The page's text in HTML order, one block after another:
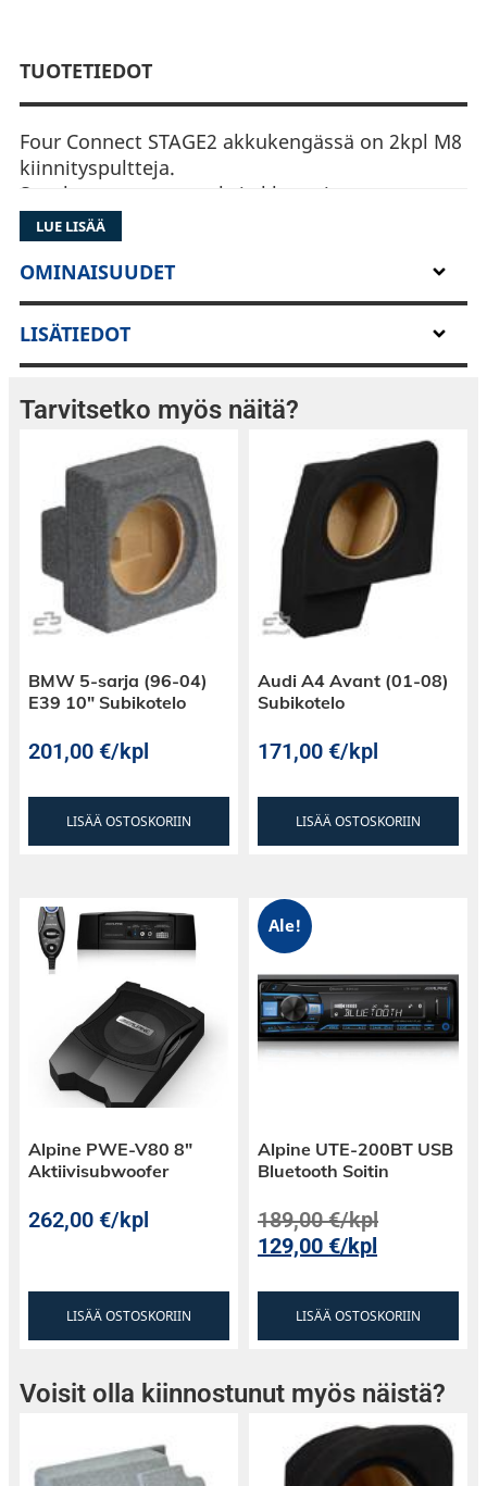
TUOTETIEDOT
Four Connect STAGE2 akkukengässä on 2kpl M8
kiinnityspultteja.
Soveltuu asennettavaksi akkuun jossa on
kierrenavat.
LUE LISÄÄ
OMINAISUUDET
LISÄTIEDOT
Tarvitsetko myös näitä?
BMW 5-sarja (96-04)
E39 10″ Subikotelo
201,00€/kpl
LISÄÄ OSTOSKORIIN
Audi A4 Avant (01-08)
Subikotelo
171,00€/kpl
LISÄÄ OSTOSKORIIN
Alpine PWE-V80 8″
Aktiivisubwoofer
262,00€/kpl
LISÄÄ OSTOSKORIIN
Ale!
Alpine UTE-200BT USB
Bluetooth Soitin
189,00€/kpl
129,00€/kpl
LISÄÄ OSTOSKORIIN
Voisit olla kiinnostunut myös näistä?